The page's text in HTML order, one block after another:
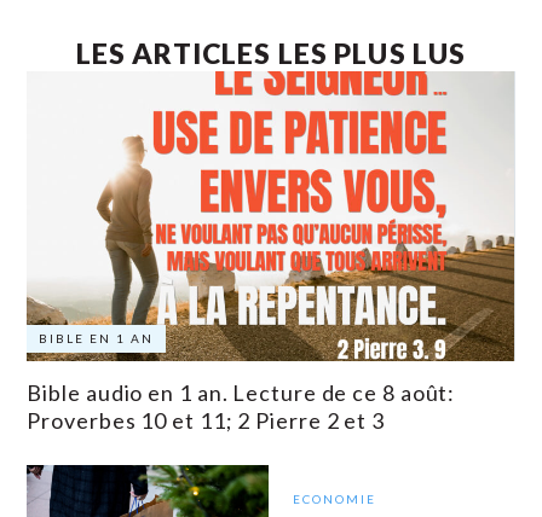
LES ARTICLES LES PLUS LUS
BIBLE EN 1 AN
Bible audio en 1 an. Lecture de ce 8 août:
Proverbes 10 et 11; 2 Pierre 2 et 3
ECONOMIE